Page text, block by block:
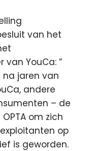
van het
van YouCa: ”
jaren van
andere
– de
om zich
op
is geworden.